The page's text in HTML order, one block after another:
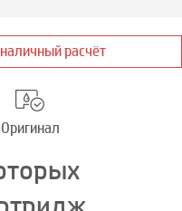
расчёт
Оригинал